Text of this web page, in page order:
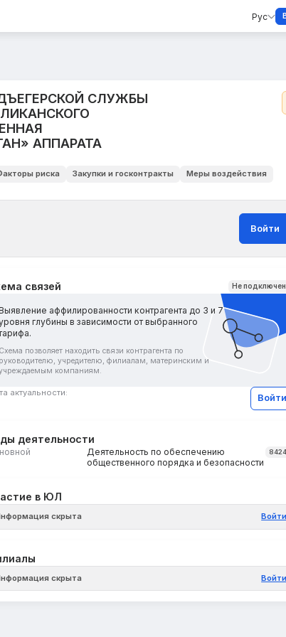
Рус
СЛУЖБЫ
АППАРАТА
риска Закупки и госконтракты
Меры воздействия
Войти
связей Не
аффилированности контрагента до 3 и 7
глубины в зависимости от выбранного
Схема позволяет находить связи контрагента по
руководителю, учредителю, филиалам, материнским и
компаниям.
актуальности:
Войти
деятельности
Деятельность по обеспечению
общественного порядка и безопасности
в ЮЛ
скрыта Войти
скрыта Войти